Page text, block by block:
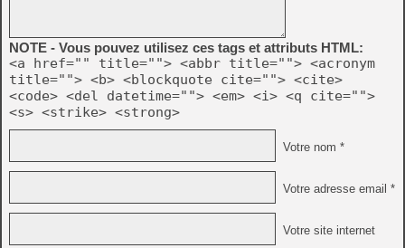
NOTE - Vous pouvez utilisez ces tags et attributs HTML:
<a href="" title=""> <abbr title=""> <acronym
title=""> <b> <blockquote cite=""> <cite>
<code> <del datetime=""> <em> <i> <q cite="">
<s> <strike> <strong>
Votre nom *
Votre adresse email *
Votre site internet